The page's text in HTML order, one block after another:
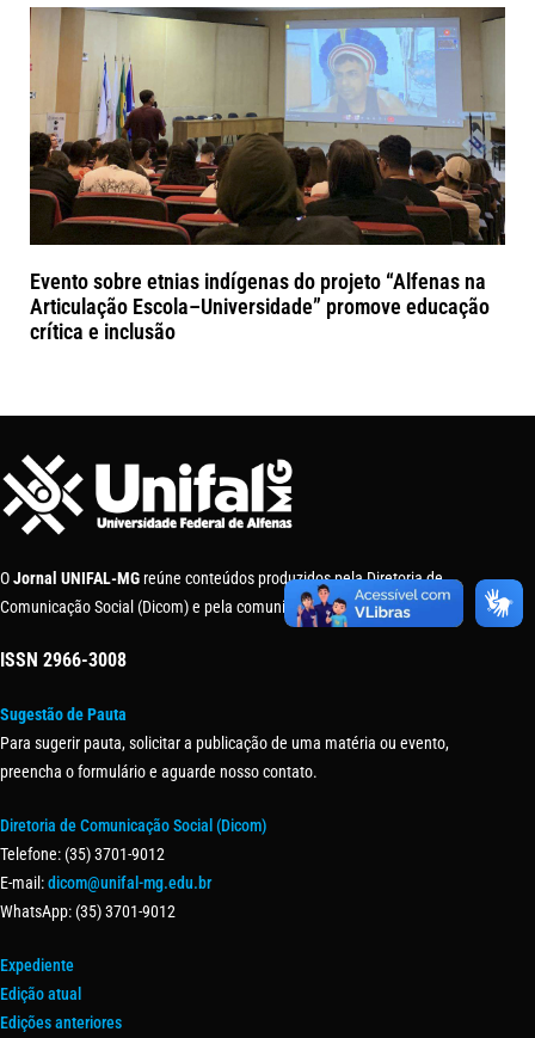
Evento sobre etnias indígenas do projeto “Alfenas na
Articulação Escola–Universidade” promove educação
crítica e inclusão
OJornal UNIFAL-MG reúne conteúdos produzidos pela Diretoria de
Comunicação Social (Dicom) e pela comunidade universitária.
ISSN 2966-3008
Sugestão de Pauta
Para sugerir pauta, solicitar a publicação de uma matéria ou evento,
preencha o formulário e aguarde nosso contato.
Diretoria de Comunicação Social (Dicom)
Telefone: (35) 3701-9012
E-mail:dicom@unifal-mg.edu.br
WhatsApp: (35) 3701-9012
Expediente
Edição atual
Edições anteriores